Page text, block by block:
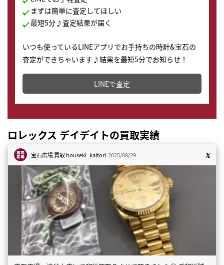
まずは簡単に査定してほしい
最短5分♪査定結果が届く
いつも使っているLINEアプリでお手持ちの時計&宝石の
査定ができちゃいます♪結果を最短5分でお知らせ！
どこからでもすぐに査定金額を知ることが出来ます。
LINEで査定
ロレックス デイデイトの買取実績
宝石広場 買取houseki_kaitori 2025/08/29